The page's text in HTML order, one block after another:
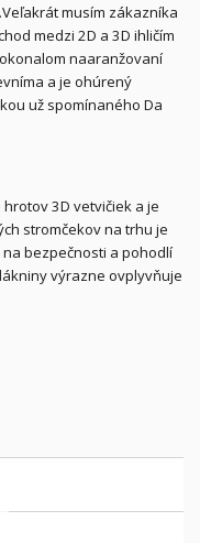
musím zákazníka
medzi 2D a 3D ihličím
naaranžovaní
a je ohúrený
už spomínaného Da
3D vetvičiek a je
stromčekov na trhu je
bezpečnosti a pohodlí
výrazne ovplyvňuje